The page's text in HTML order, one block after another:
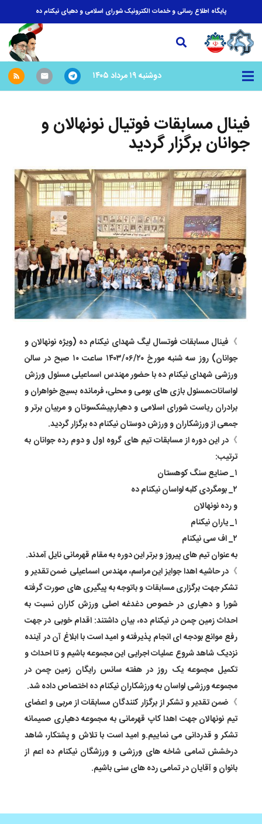
پایگاه اطلاع رسانی و خدمات الکترونیک شورای اسلامی و دهیای نیکنام ده
دوشنبه ۱۹ مرداد ۱۴۰۵
فینال مسابقات فوتیال نونهالان و
جوانان برگزار گردید
》فینال مسابقات فوتسال لیگ شهدای نیکنام ده (ویژه نونهالان و
جوانان) روز سه شنبه مورخ ۱۴۰۳/۰۶/۲۰ ساعت ۱۰ صبح در سالن
ورزشی شهدای نیکنام ده با حضور مهندس اسماعیلی مسئول ورزش
لواسانات،مسئول بازی های بومی و محلی، فرمانده بسیج خواهران و
برادران ریاست شورای اسلامی و دهیار،پیشکسوتان و مربیان برتر و
جمعی از ورزشکاران و ورزش دوستان نیکنام ده برگزار گردید.
》در این دوره از مسابقات تیم های گروه اول و دوم رده جوانان به
ترتیب:
۱_ صنایع سنگ کوهستان
۲_ بومگردی کلبه لواسان نیکنام ده
و رده نونهالان
۱_ یاران نیکنام
۲_ اف سی نیکنام
به عنوان تیم های پیروز و برتر این دوره به مقام قهرمانی نایل آمدند.
》در حاشیه اهدا جوایز این مراسم، مهندس اسماعیلی ضمن تقدیر و
تشکر جهت برگزاری مسابقات و باتوجه به پیگیری های صورت گرفته
شورا و دهیاری در خصوص دغدغه اصلی ورزش کاران نسبت به
احداث زمین چمن در نیکنام ده، بیان داشتند: اقدام خوبی در جهت
رفع موانع بودجه ای انجام پذیرفته و امید است با ابلاغ آن در آینده
نزدیک شاهد شروع عملیات اجرایی این مجموعه باشیم و تا احداث و
تکمیل مجموعه یک روز در هفته سانس رایگان زمین چمن در
مجموعه ورزشی لواسان به ورزشکاران نیکنام ده اختصاص داده شد.
》ضمن تقدیر و تشکر از برگزار کنندگان مسابقات از مربی و اعضای
تیم نونهالان جهت اهدا کاپ قهرمانی به مجموعه دهیاری صمیمانه
تشکر و قدردانی می نماییم.و امید است با تلاش و پشتکار، شاهد
درخشش تمامی شاخه های ورزشی و ورزشگان نیکنام ده اعم از
بانوان و آقایان در تمامی رده های سنی باشیم.